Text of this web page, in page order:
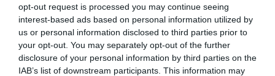
opt-out request is processed you may continue seeing
interest-based ads based on personal information utilized by
us or personal information disclosed to third parties prior to
your opt-out. You may separately opt-out of the further
disclosure of your personal information by third parties on the
IAB’s list of downstream participants. This information may
a commenté l'article :
Partenariat Malaysia Airlines – SNCF : une offre
intermodale entre Paris-CDG et 27 gares françaises